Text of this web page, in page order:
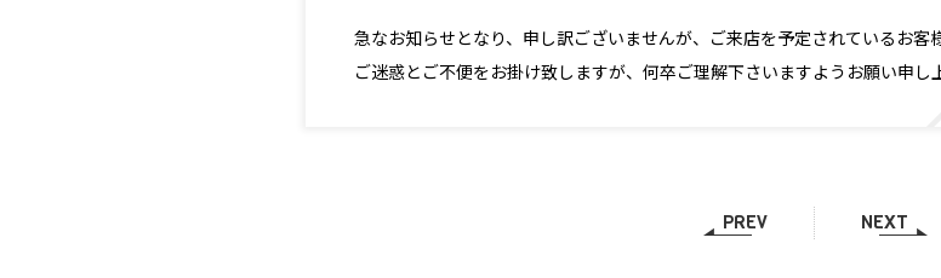
急なお知らせとなり、申し訳ございませんが、ご来店を予定されているお客
ご迷惑とご不便をお掛け致しますが、何卒ご理解下さいますようお願い申し
PREV NEXT